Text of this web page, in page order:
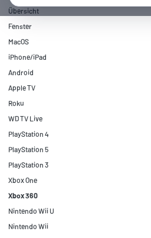
Übersicht
Fenster
MacOS
iPhone/iPad
Android
Apple TV
Roku
WD TV Live
PlayStation 4
PlayStation 5
PlayStation 3
Xbox One
Xbox 360
Nintendo Wii U
Nintendo Wii